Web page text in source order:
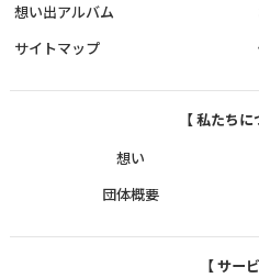
想い出アルバム
サイトマップ
【 私たちに
想い
団体概要
【 サー